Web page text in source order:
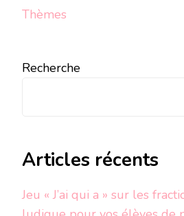
Thèmes
Recherche
Articles récents
Jeu « J’ai qui a » sur les